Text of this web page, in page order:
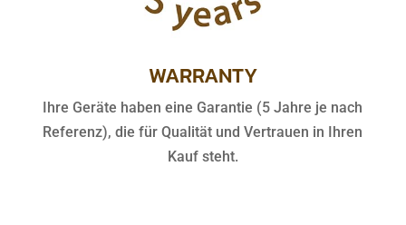
WARRANTY
Ihre Geräte haben eine Garantie (5 Jahre je nach
Referenz), die für Qualität und Vertrauen in Ihren
Kauf steht.